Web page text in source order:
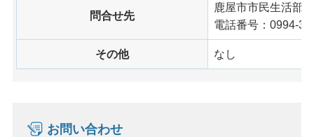
問合せ先
鹿屋市市民生活部
電話番号：0994-
その他 なし
お問い合わせ